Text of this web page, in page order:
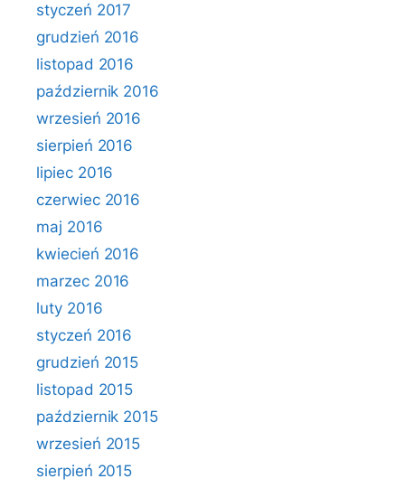
styczeń 2017
grudzień 2016
listopad 2016
październik 2016
wrzesień 2016
sierpień 2016
lipiec 2016
czerwiec 2016
maj 2016
kwiecień 2016
marzec 2016
luty 2016
styczeń 2016
grudzień 2015
listopad 2015
październik 2015
wrzesień 2015
sierpień 2015